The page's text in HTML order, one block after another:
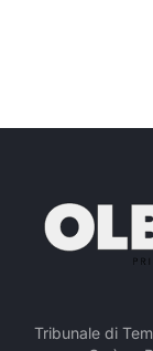
Tribunale di